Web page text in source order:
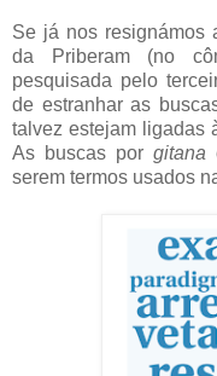
Se já nos resignámos
da Priberam (no
pesquisada pelo
de estranhar as
talvez estejam ligadas
As buscas por gitana
serem termos usados